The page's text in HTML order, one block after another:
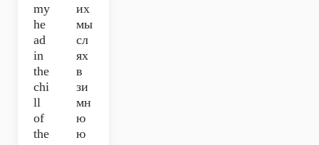
my
he
ad
in
the
chi
ll
of
the
их
мы
сл
ях
в
зи
мн
ю
ю